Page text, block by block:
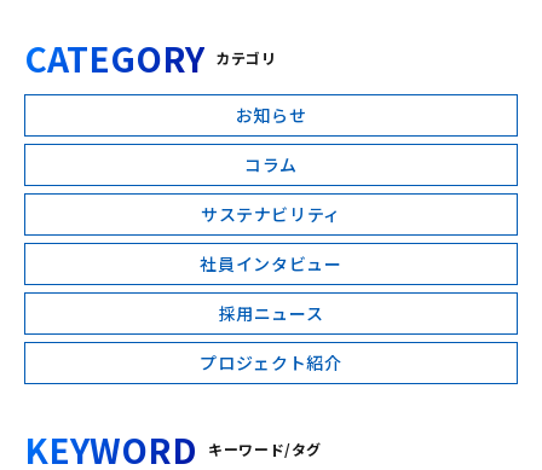
CATEGORY カテゴリ
お知らせ
コラム
サステナビリティ
社員インタビュー
採用ニュース
プロジェクト紹介
KEYWORD キーワード/タグ